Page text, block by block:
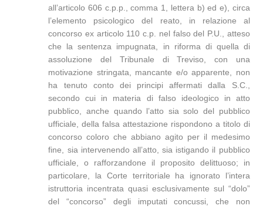
all’articolo 606 c.p.p., comma 1, lettera b) ed e), circa
l’elemento psicologico del reato, in relazione al
concorso ex articolo 110 c.p. nel falso del P.U., atteso
che la sentenza impugnata, in riforma di quella di
assoluzione del Tribunale di Treviso, con una
motivazione stringata, mancante e/o apparente, non
ha tenuto conto dei principi affermati dalla S.C.,
secondo cui in materia di falso ideologico in atto
pubblico, anche quando l’atto sia solo del pubblico
ufficiale, della falsa attestazione rispondono a titolo di
concorso coloro che abbiano agito per il medesimo
fine, sia intervenendo all’atto, sia istigando il pubblico
ufficiale, o rafforzandone il proposito delittuoso; in
particolare, la Corte territoriale ha ignorato l’intera
istruttoria incentrata quasi esclusivamente sul “dolo”
del “concorso” degli imputati concussi, che non